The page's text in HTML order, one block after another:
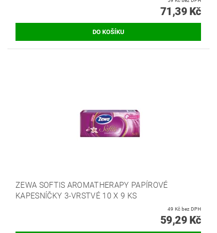
71,39 Kč
ZEWA SOFTIS AROMATHERAPY PAPÍROVÉ
KAPESNÍČKY 3-VRSTVÉ 10 X 9 KS
49 Kč bez DPH
59,29 Kč